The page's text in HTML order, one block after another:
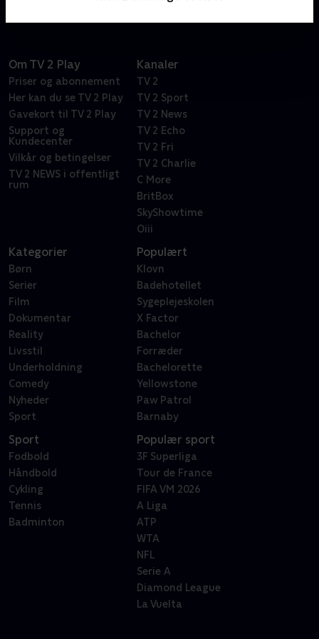
Om TV 2 Play
Priser og abonnement
Her kan du se TV 2 Play
Gavekort til TV 2 Play
Support og
Kundecenter
Vilkår og betingelser
TV 2 NEWS i offentligt
rum
Kanaler
TV 2
TV 2 Sport
TV 2 News
TV 2 Echo
TV 2 Fri
TV 2 Charlie
C More
BritBox
SkyShowtime
Oiii
Kategorier
Børn
Serier
Film
Dokumentar
Reality
Livsstil
Underholdning
Comedy
Nyheder
Sport
Populært
Klovn
Badehotellet
Sygeplejeskolen
X Factor
Bachelor
Forræder
Bachelorette
Yellowstone
Paw Patrol
Barnaby
Sport
Fodbold
Håndbold
Cykling
Tennis
Badminton
Populær sport
3F Superliga
Tour de France
FIFA VM 2026
A Liga
ATP
WTA
NFL
Serie A
Diamond League
La Vuelta